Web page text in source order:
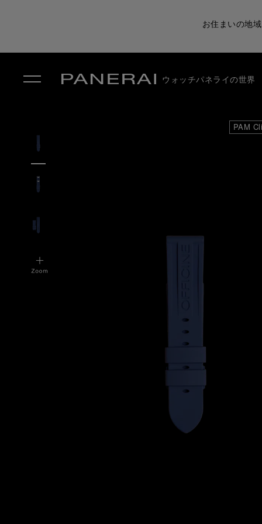
お住まいの地
ウォッチパネライの世界
PAM